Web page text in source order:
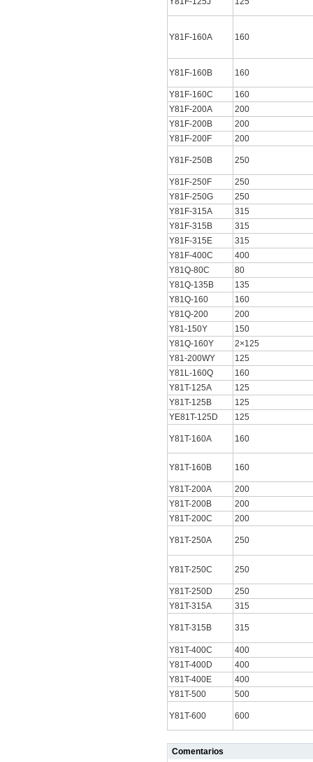
Y81F-160A 160
Y81F-160B 160
Y81F-160C
160
Y81F-200A
200
Y81F-200B
200
Y81F-200F
200
Y81F-250B 250
Y81F-250F
250
Y81F-250G
250
Y81F-315A
315
Y81F-315B
315
Y81F-315E
315
Y81F-400C
400
Y81Q-80C
80
Y81Q-135B
135
Y81Q-160
160
Y81Q-200
200
Y81-150Y
150
Y81Q-160Y
2×125
Y81-200WY
125
Y81L-160Q
160
Y81T-125A
125
Y81T-125B
125
YE81T-125D
125
Y81T-160A 160
Y81T-160B 160
Y81T-200A
200
Y81T-200B
200
Y81T-200C
200
Y81T-250A 250
Y81T-250C 250
Y81T-250D
250
Y81T-315A
315
Y81T-315B 315
Y81T-400C
400
Y81T-400D
400
Y81T-400E
400
Y81T-500
500
Y81T-600 600
Comentarios